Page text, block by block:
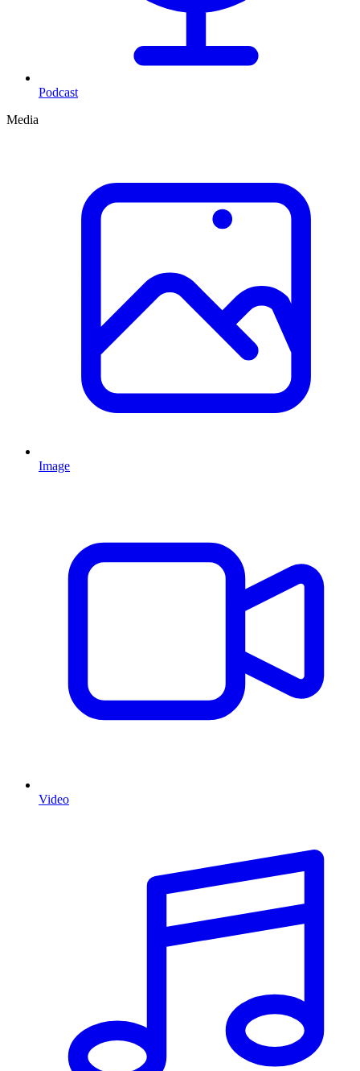
Podcast
Media
Image
Video